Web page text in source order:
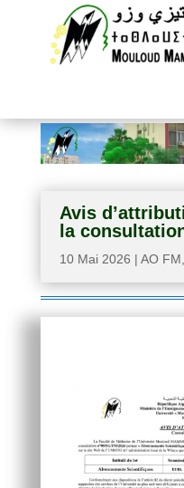
Avis
la
10 Mai 2026 | AO FM